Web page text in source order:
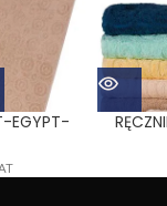
EGYPT-